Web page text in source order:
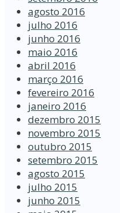
agosto 2016
julho 2016
junho 2016
maio 2016
abril 2016
março 2016
fevereiro 2016
janeiro 2016
dezembro 2015
novembro 2015
outubro 2015
setembro 2015
agosto 2015
julho 2015
junho 2015